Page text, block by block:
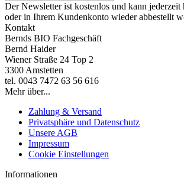
Der Newsletter ist kostenlos und kann jederzeit
oder in Ihrem Kundenkonto wieder abbestellt
Kontakt
Bernds BIO Fachgeschäft
Bernd Haider
Wiener Straße 24 Top 2
3300 Amstetten
tel. 0043 7472 63 56 616
Mehr über...
Zahlung & Versand
Privatsphäre und Datenschutz
Unsere AGB
Impressum
Cookie Einstellungen
Informationen